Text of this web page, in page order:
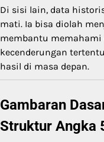
Di sisi lain, data
mati. Ia bisa diolah
membantu
kecenderungan
hasil di masa depan.
Gambaran
Struktur Angka